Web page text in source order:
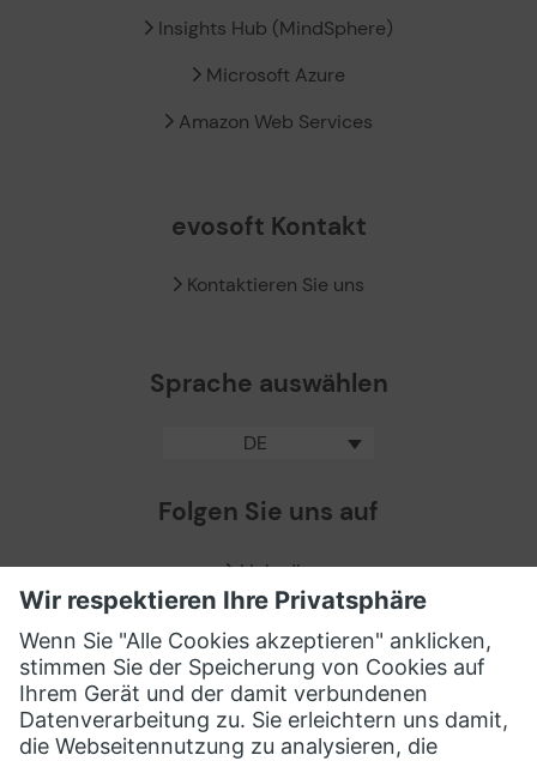
Insights Hub (MindSphere)
Microsoft Azure
Amazon Web Services
evosoft Kontakt
Kontaktieren Sie uns
Sprache auswählen
DE
Folgen Sie uns auf
LinkedIn
Facebook
X / Twitter
XING